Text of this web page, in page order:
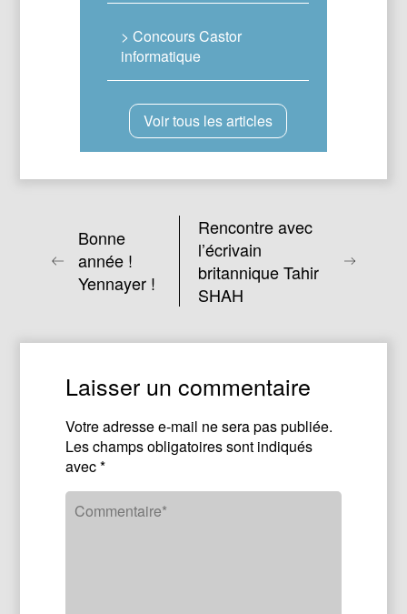
> Concours Castor
informatique
Voir tous les articles
Bonne
année !
Yennayer !
Rencontre avec
l’écrivain
britannique Tahir
SHAH
Laisser un commentaire
Votre adresse e-mail ne sera pas publiée.
Les champs obligatoires sont indiqués
avec*